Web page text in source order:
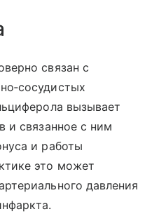
связан с
вызывает
и связанное с ним
и работы
это может
давления